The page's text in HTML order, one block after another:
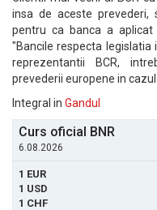
insa de aceste prevederi,
pentru ca banca a aplicat
"Bancile respecta legislatia
reprezentantii BCR,
prevederii europene in
Integral in Gandul
Curs oficial BNR
6.08.2026
1 EUR
1 USD
1 CHF